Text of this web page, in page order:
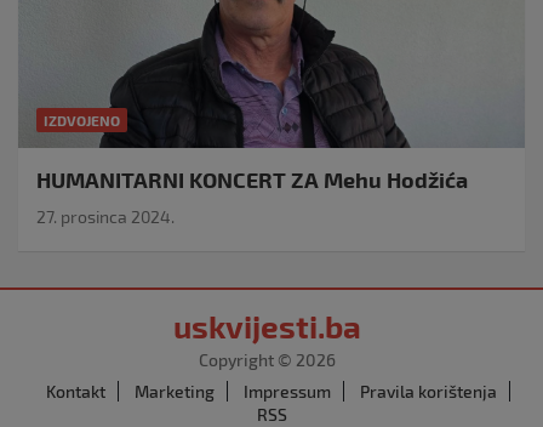
IZDVOJENO
HUMANITARNI KONCERT ZA Mehu Hodžića
27. prosinca 2024.
uskvijesti.ba
Copyright © 2026
Kontakt
Marketing Impressum
Pravila korištenja
RSS